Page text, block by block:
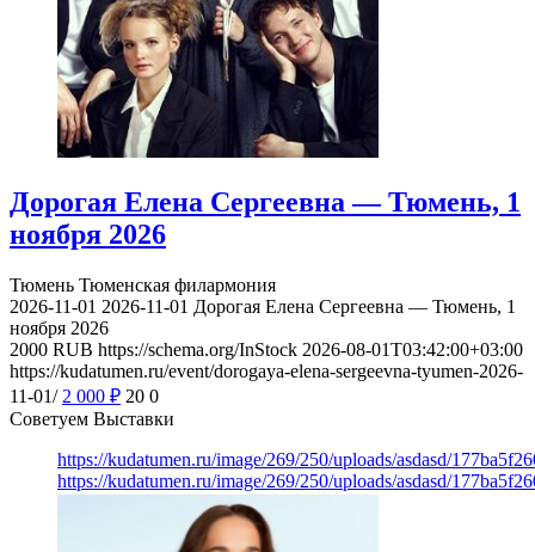
Дорогая Елена Сергеевна — Тюмень, 1
ноября 2026
Тюмень Тюменская филармония
2026-11-01 2026-11-01 Дорогая Елена Сергеевна — Тюмень, 1
ноября 2026
2000 RUB https://schema.org/InStock 2026-08-01T03:42:00+03:00
https://kudatumen.ru/event/dorogaya-elena-sergeevna-tyumen-2026-
11-01/ 2 000 ₽ 20 0
Советуем Выставки
https://kudatumen.ru/image/269/250/uploads/asdasd/
https://kudatumen.ru/image/269/250/uploads/asdasd/